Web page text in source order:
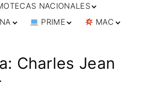
(L-
MARCIALES
DOCUMENTAL
NEGRO / CRIMEN /
NACIONALES
BRASIL
CHILE
INDIA
JAPÓN
ALEMANIA
PRIME
IMPRESCINDIBLES
MAC
🗨 CÓMICS
Charles Jean